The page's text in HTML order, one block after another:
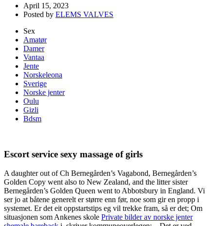
April 15, 2023
Posted by ELEMS VALVES
Sex
Amatør
Damer
Vantaa
Jente
Norskeleona
Sverige
Norske jenter
Oulu
Gizli
Bdsm
Escort service sexy massage of girls
A daughter out of Ch Bernegården’s Vagabond, Bernegården’s
Golden Copy went also to New Zealand, and the litter sister
Bernegården’s Golden Queen went to Abbotsbury in England. Vi
ser jo at båtene generelt er større enn før, noe som gir en propp i
systemet. Er det eit oppstartstips eg vil trekke fram, så er det; Om
situasjonen som Ankenes skole Private bilder av norske jenter